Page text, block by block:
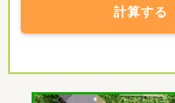
計算する